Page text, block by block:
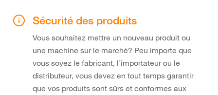
Sécurité des produits
Vous souhaitez mettre un nouveau produit ou
une machine sur le marché? Peu importe que
vous soyez le fabricant, l’importateur ou le
distributeur, vous devez en tout temps garantir
que vos produits sont sûrs et conformes aux